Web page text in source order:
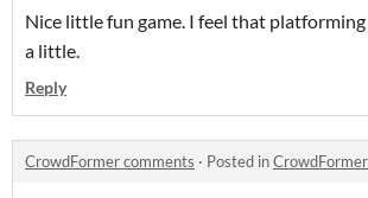
Nice little fun game. I feel that platforming
a little.
Reply
CrowdFormer comments · Posted in